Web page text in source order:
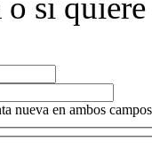
o si
nueva en ambos